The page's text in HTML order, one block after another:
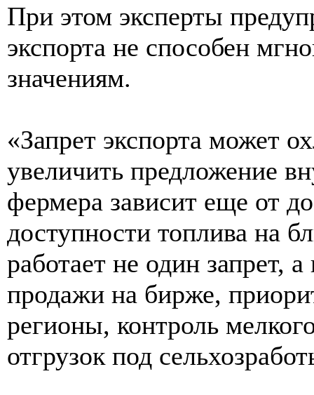
При этом эксперты
экспорта не способен
значениям.
«Запрет экспорта может
увеличить предложение
фермера зависит еще от
доступности топлива на
работает не один запрет,
продажи на бирже,
регионы, контроль
отгрузок под